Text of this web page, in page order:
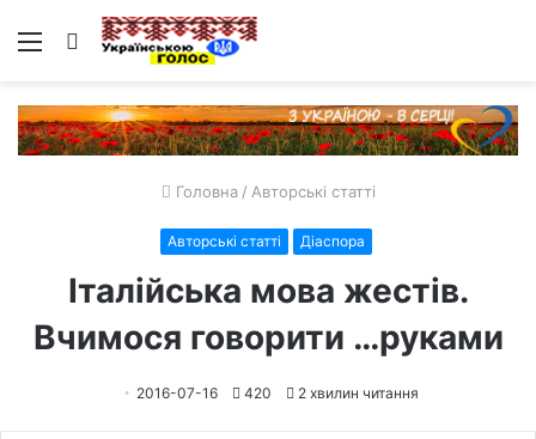
Меню Пошук
Головна / Авторські статті
Авторські статті Діаспора
Італійська мова жестів.
Вчимося говорити …руками
2016-07-16 420 2 хвилин читання